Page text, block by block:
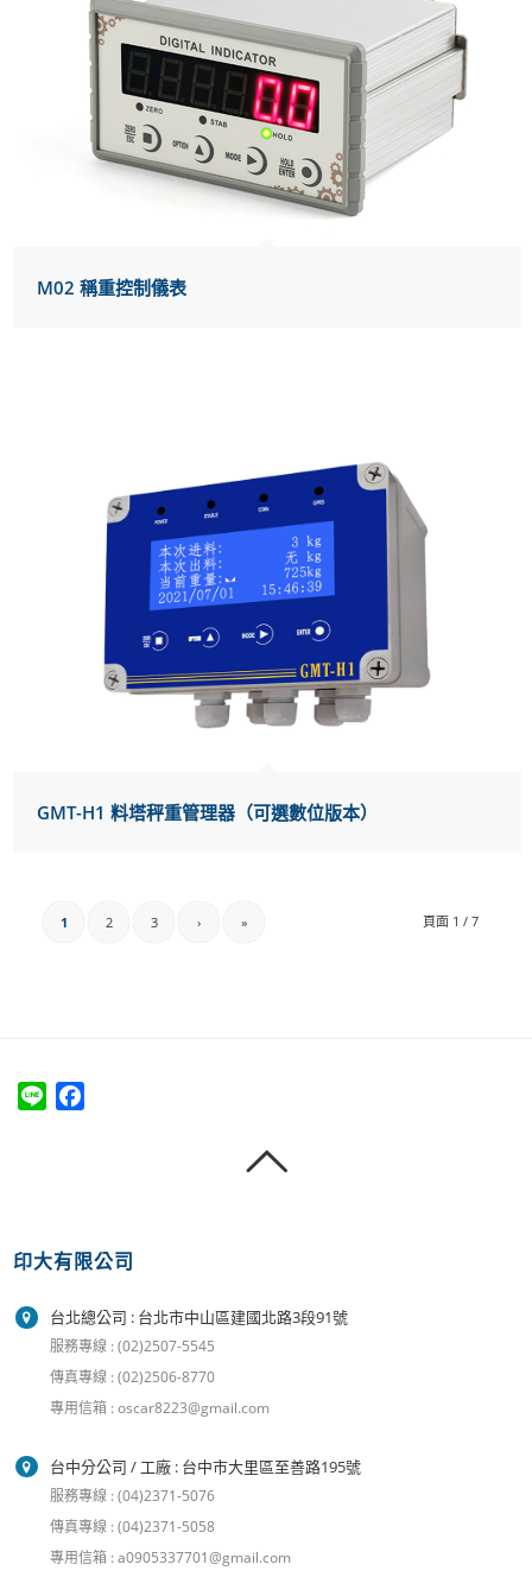
M02 稱重控制儀表
GMT-H1 料塔秤重管理器（可選數位版本）
頁面 1 / 7
1 2 3 › »
Line
印大有限公司
台北總公司 : 台北市中山區建國北路3段91號
服務專線 : (02)2507-5545
傳真專線 : (02)2506-8770
專用信箱 : oscar8223@gmail.com
台中分公司 / 工廠 : 台中市大里區至善路195號
服務專線 : (04)2371-5076
傳真專線 : (04)2371-5058
專用信箱 : a0905337701@gmail.com